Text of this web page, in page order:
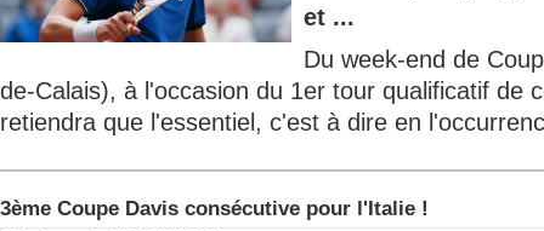
et ...
Du week-end de
de-Calais), à l'occasion du 1er tour qualificatif de
retiendra que l'essentiel, c'est à dire en
3ème Coupe Davis consécutive pour l'Italie !